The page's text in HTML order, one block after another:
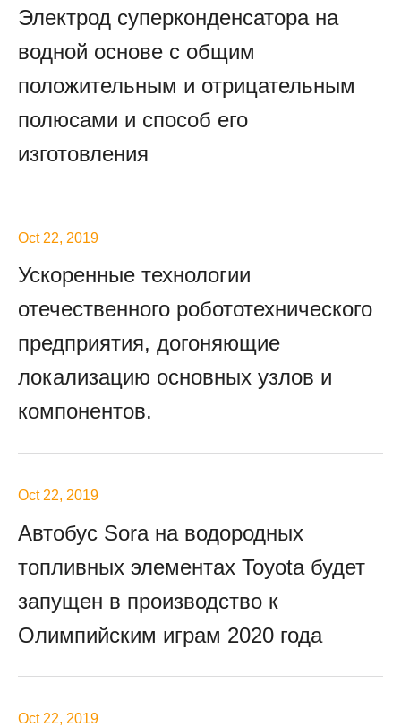
Электрод суперконденсатора на
водной основе с общим
положительным и отрицательным
полюсами и способ его
изготовления
Oct 22, 2019
Ускоренные технологии
отечественного робототехнического
предприятия, догоняющие
локализацию основных узлов и
компонентов.
Oct 22, 2019
Автобус Sora на водородных
топливных элементах Toyota будет
запущен в производство к
Олимпийским играм 2020 года
Oct 22, 2019